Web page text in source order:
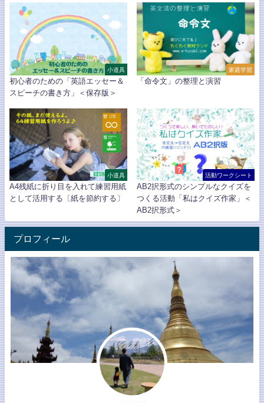
小道具
初心者のための「英語エッセー＆
スピーチの書き方」＜保存版＞
家庭学習
「命令文」の整理と演習
小道具
A4残紙に折り目を入れて練習用紙
として活用する〔紙を節約する〕
活動ワークシート
AB2択形式のシンプルなクイズを
つくる活動「私はクイズ作家」＜
AB2択形式＞
プロフィール